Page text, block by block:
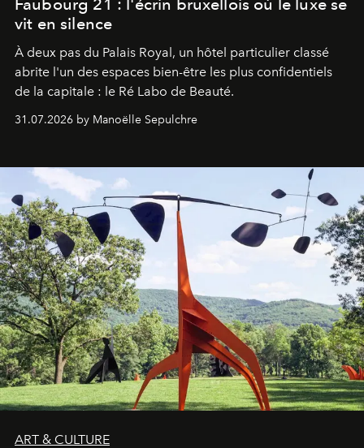
vit en silence
À deux pas du Palais Royal, un hôtel particulier classé
abrite l'un des espaces bien-être les plus confidentiels
de la capitale : le Ré Labo de Beauté.
31.07.2026 by Manoëlle Sepulchre
ART & CULTURE